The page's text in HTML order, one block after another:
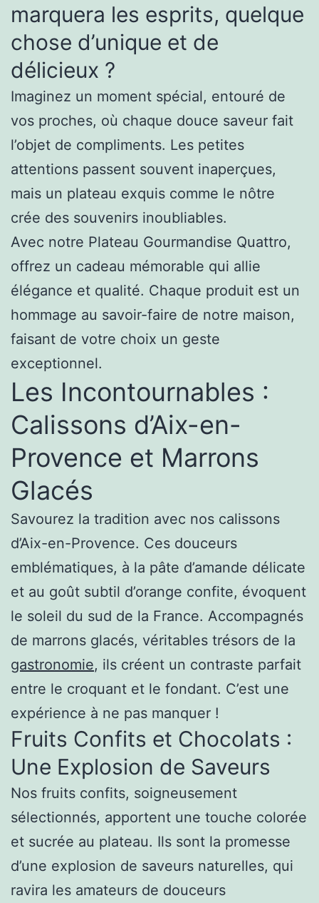
marquera les esprits, quelque
chose d’unique et de
délicieux ?
Imaginez un moment spécial, entouré de
vos proches, où chaque douce saveur fait
l’objet de compliments. Les petites
attentions passent souvent inaperçues,
mais un plateau exquis comme le nôtre
crée des souvenirs inoubliables.
Avec notre Plateau Gourmandise Quattro,
offrez un cadeau mémorable qui allie
élégance et qualité. Chaque produit est un
hommage au savoir-faire de notre maison,
faisant de votre choix un geste
exceptionnel.
Les Incontournables :
Calissons d’Aix-en-
Provence et Marrons
Glacés
Savourez la tradition avec nos calissons
d’Aix-en-Provence. Ces douceurs
emblématiques, à la pâte d’amande délicate
et au goût subtil d’orange confite, évoquent
le soleil du sud de la France. Accompagnés
de marrons glacés, véritables trésors de la
gastronomie, ils créent un contraste parfait
entre le croquant et le fondant. C’est une
expérience à ne pas manquer !
Fruits Confits et Chocolats :
Une Explosion de Saveurs
Nos fruits confits, soigneusement
sélectionnés, apportent une touche colorée
et sucrée au plateau. Ils sont la promesse
d’une explosion de saveurs naturelles, qui
ravira les amateurs de douceurs